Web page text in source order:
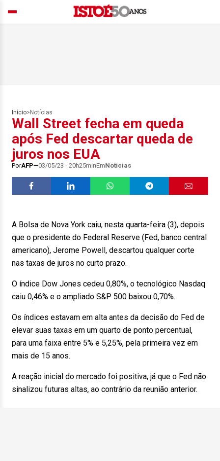
Início> Notícias
Wall Street fecha em queda
após Fed descartar queda de
juros nos EUA
PorAFP 03/05/23 - 20h25minEmNotícias
A Bolsa de Nova York caiu, nesta quarta-feira (3), depois
que o presidente do Federal Reserve (Fed, banco central
americano), Jerome Powell, descartou qualquer corte
nas taxas de juros no curto prazo.
O índice Dow Jones cedeu 0,80%, o tecnológico Nasdaq
caiu 0,46% e o ampliado S&P 500 baixou 0,70%.
Os índices estavam em alta antes da decisão do Fed de
elevar suas taxas em um quarto de ponto percentual,
para uma faixa entre 5% e 5,25%, pela primeira vez em
mais de 15 anos.
A reação inicial do mercado foi positiva, já que o Fed não
sinalizou futuras altas, ao contrário da reunião anterior.